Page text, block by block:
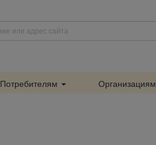
Потребителям Организациям